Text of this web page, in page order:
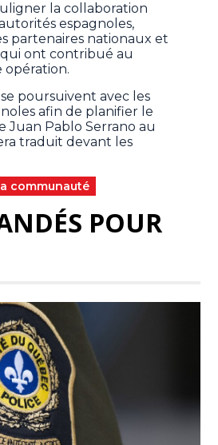
la collaboration
espagnoles,
partenaires nationaux et
ont contribué au
opération.
poursuivent avec les
afin de planifier le
Juan Pablo Serrano au
traduit devant les
communauté
POUR